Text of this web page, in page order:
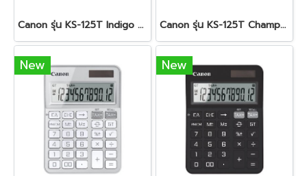
Canon รุ่น KS-125T Indigo Blue Canon รุ่น KS-125T Champagen Gold
New New